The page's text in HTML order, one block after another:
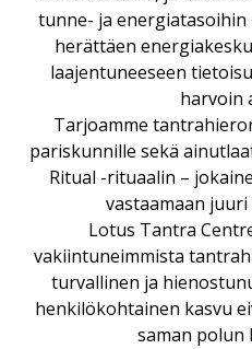
tunne- ja
herättäen
laajentuneeseen
harvoin
Tarjoamme
pariskunnille sekä
Ritual -rituaalin –
vastaamaan
Lotus Tantra
vakiintuneimmista
turvallinen ja
henkilökohtainen kasvu
saman polun